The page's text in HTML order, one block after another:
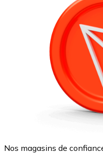
Nos magasins de